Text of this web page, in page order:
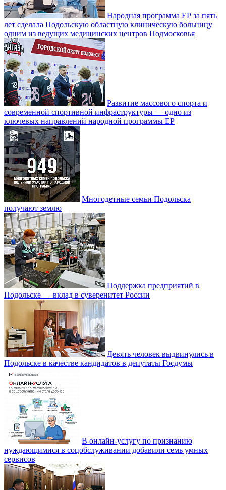
Народная программа ЕР за пять
лет сделала Подольскую областную клиническую больницу
одним из ведущих медицинских центров Подмосковья
Развитие массового спорта и
современной спортивной инфраструктуры — одно из
ключевых направлений народной программы ЕР
Многодетные семьи Подольска
получают землю
Поддержка предприятий в
Подольске — вклад в суверенитет России
Девять человек выдвинулись в
Подольске в качестве кандидатов в депутаты Госдумы
В онлайн-услугу по признанию
нуждающимися в соцобслуживании добавили семь умных
сервисов